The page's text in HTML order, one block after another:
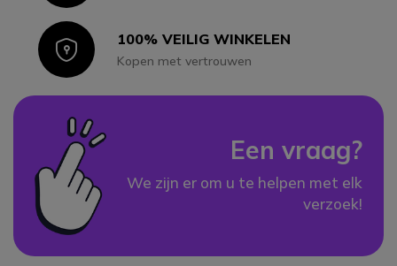
Icon100% VEILIG WINKELEN
Kopen met vertrouwen
Een vraag?
We zijn er om u te helpen met elk
verzoek!